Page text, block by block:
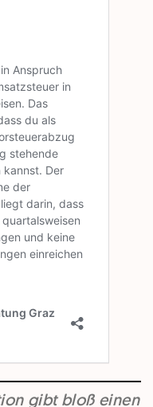
gibt bloß einen